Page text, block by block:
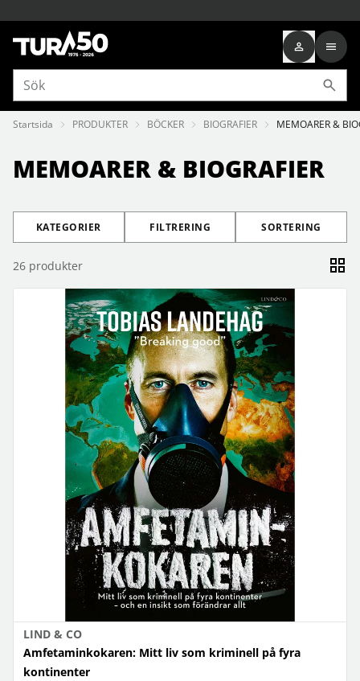
Startsida PRODUKTER BÖCKER BIOGRAFIER MEMOARER &
MEMOARER & BIOGRAFIER
KATEGORIER FILTRERING SORTERING
26 produkter
LIND & CO
Amfetaminkokaren: Mitt liv som kriminell på fyra
kontinenter